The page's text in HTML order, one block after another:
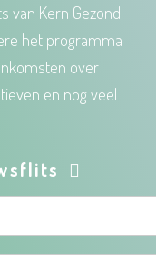
van Kern Gezond
het programma
over
en nog veel